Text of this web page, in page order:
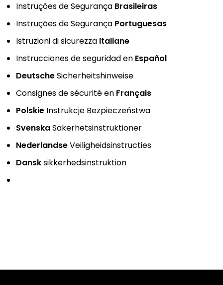
Instruções de Segurança Brasileiras
Instruções de Segurança Portuguesas
Istruzioni di sicurezza Italiane
Instrucciones de seguridad en Español
DeutscheSicherheitshinweise
Consignes de sécurité en Français
Polskie Instrukcje Bezpieczeństwa
SvenskaSäkerhetsinstruktioner
NederlandseVeiligheidsinstructies
Dansksikkerhedsinstruktion